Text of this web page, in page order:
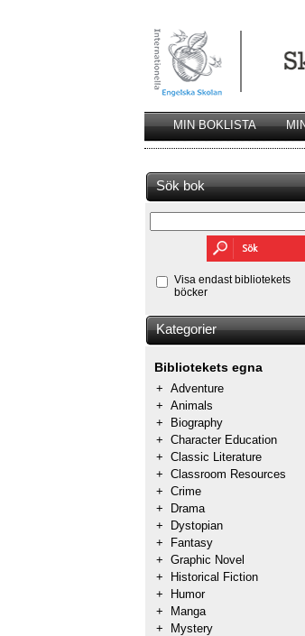
MIN BOKLISTA
Sök bok
Visa endast bibliotekets
böcker
Kategorier
Bibliotekets egna
+ Adventure
+ Animals
+
Biography
+ Character Education
+ Classic Literature
+ Classroom Resources
+ Crime
+
Drama
+
Dystopian
+
Fantasy
+ Graphic Novel
+
Historical Fiction
+
Humor
+
Manga
+
Mystery